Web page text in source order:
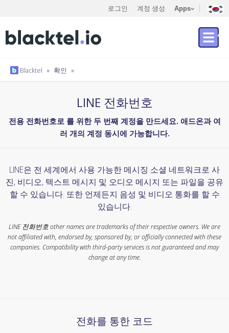
로그인 계정 생성 Apps
Blacktel » 확인 »
LINE 전화번호
전용 전화번호로 를 위한 두 번째 계정을 만드세요. 애드온과 여
러 개의 계정 동시에 가능합니다.
LINE은 전 세계에서 사용 가능한 메시징 소셜 네트워크로 사
진, 비디오, 텍스트 메시지 및 오디오 메시지 또는 파일을 공유
할 수 있습니다. 또한 언제든지 음성 및 비디오 통화를 할 수
있습니다.
LINE 전화번호 other names are trademarks of their respective owners. We are
not affiliated with, endorsed by, sponsored by, or officially connected with these
companies. Compatibility with third-party services is not guaranteed and may
change at any time.
전화를 통한 코드